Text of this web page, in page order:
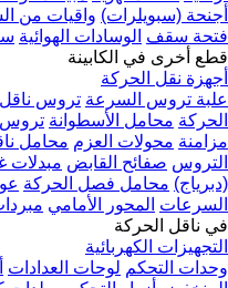
أجنحة (سبويلرات) واقيات من
فتحة سقف الوسادات الهوائية
قطع أخرى في الكابينة
أجهزة نقل الحركة
علبة تروس السرعة تروس ناقل
الحركة محامل الأسطوانة تروس
مزامنة محولات العزم محامل
التروس صفائح القابض مبدلات
(دبرياج) محامل فصل الحركة
السرعات المحور الأمامي
في ناقل الحركة
التجهيزات الكهربائية
وحدات التحكم لوحات العدادات